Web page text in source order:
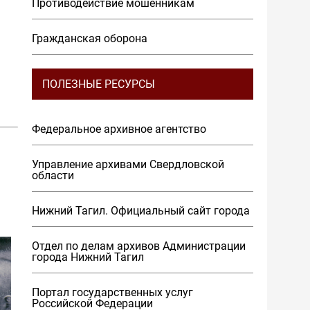
Противодействие мошенникам
Гражданская оборона
ПОЛЕЗНЫЕ РЕСУРСЫ
Федеральное архивное агентство
Управление архивами Свердловской
области
Нижний Тагил. Официальный сайт города
Отдел по делам архивов Администрации
города Нижний Тагил
Портал государственных услуг
Российской Федерации